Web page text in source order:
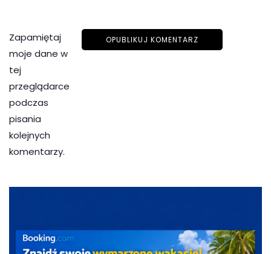
Zapamiętaj
moje dane w
tej
przeglądarce
podczas
pisania
kolejnych
komentarzy.